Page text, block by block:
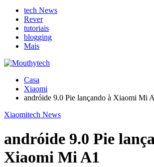
tech News
Rever
tutoriais
blogging
Mais
Casa
Xiaomi
andróide 9.0 Pie lançando à Xiaomi Mi
Xiaomitech News
andróide 9.0 Pie
Xiaomi Mi A1